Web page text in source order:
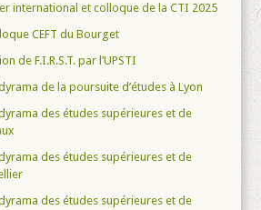
international et colloque de la CTI 2025
CEFT du Bourget
de F.I.R.S.T. par l’UPSTI
de la poursuite d’études à Lyon
des études supérieures et de
des études supérieures et de
des études supérieures et de